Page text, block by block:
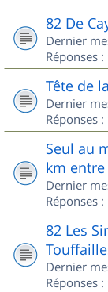
82 De
Dernier
Réponses :
Tête de
Dernier
Réponses :
Seul au
km
Dernier
Réponses :
82 Les
Dernier
Réponses :